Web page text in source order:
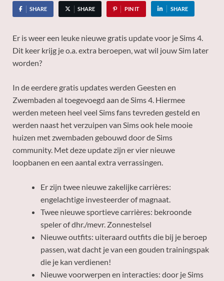
SHARE SHARE PIN IT SHARE
Er is weer een leuke nieuwe gratis update voor je Sims 4.
Dit keer krijg je o.a. extra beroepen, wat wil jouw Sim later
worden?
In de eerdere gratis updates werden Geesten en
Zwembaden al toegevoegd aan de Sims 4. Hiermee
werden meteen heel veel Sims fans tevreden gesteld en
werden naast het verzuipen van Sims ook hele mooie
huizen met zwembaden gebouwd door de Sims
community. Met deze update zijn er vier nieuwe
loopbanen en een aantal extra verrassingen.
Er zijn twee nieuwe zakelijke carrières:
engelachtige investeerder of magnaat.
Twee nieuwe sportieve carrières: bekroonde
speler of dhr./mevr. Zonnestelsel
Nieuwe outfits: uiteraard outfits die bij je beroep
passen, wat dacht je van een gouden trainingspak
die je kan verdienen!
Nieuwe voorwerpen en interacties: door je Sims